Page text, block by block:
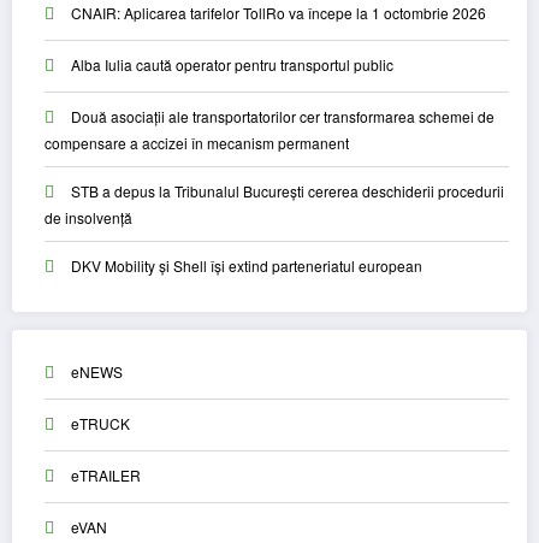
CNAIR: Aplicarea tarifelor TollRo va începe la 1 octombrie 2026
Alba Iulia caută operator pentru transportul public
Două asociații ale transportatorilor cer transformarea schemei de
compensare a accizei în mecanism permanent
STB a depus la Tribunalul București cererea deschiderii procedurii
de insolvență
DKV Mobility și Shell își extind parteneriatul european
eNEWS
eTRUCK
eTRAILER
eVAN